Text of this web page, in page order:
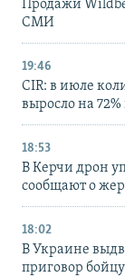
Продажи
СМИ
19:46
CIR: в июле
выросло на
18:53
В Керчи дрон
сообщают о
18:02
В Украине
приговор